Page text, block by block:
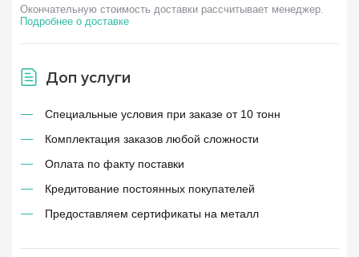
Окончательную стоимость доставки рассчитывает менеджер.
Подробнее о доставке
Доп услуги
Специальные условия при заказе от 10 тонн
Комплектация заказов любой сложности
Оплата по факту поставки
Кредитование постоянных покупателей
Предоставляем сертификаты на металл